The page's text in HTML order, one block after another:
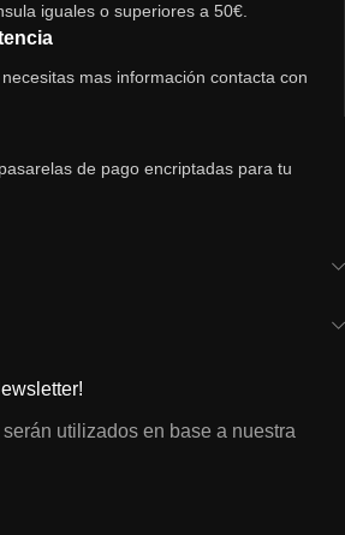
iguales o superiores a 50€.
mas información contacta con
de pago encriptadas para tu
utilizados en base a nuestra